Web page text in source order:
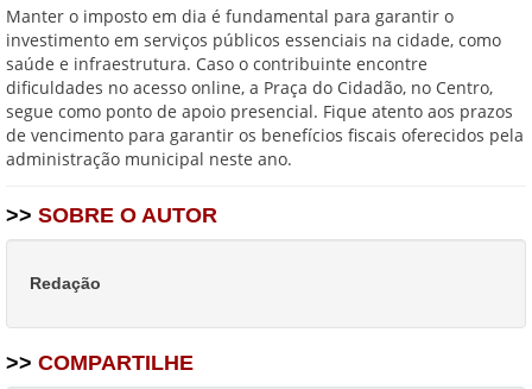
Manter o imposto em dia é fundamental para garantir o
investimento em serviços públicos essenciais na cidade, como
saúde e infraestrutura. Caso o contribuinte encontre
dificuldades no acesso online, a Praça do Cidadão, no Centro,
segue como ponto de apoio presencial. Fique atento aos prazos
de vencimento para garantir os benefícios fiscais oferecidos pela
administração municipal neste ano.
>> SOBRE O AUTOR
Redação
>> COMPARTILHE